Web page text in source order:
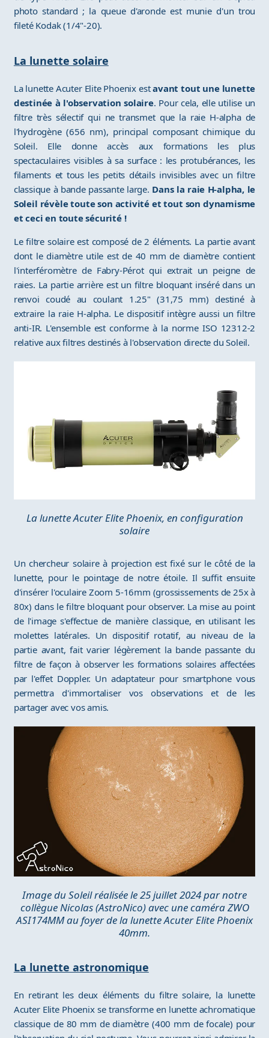
photo standard ; la queue d'aronde est munie d'un trou
fileté Kodak (1/4"-20).
La lunette solaire
La lunette Acuter Elite Phoenix estavant tout une lunette
destinée à l'observation solaire. Pour cela, elle utilise un
filtre très sélectif qui ne transmet que la raie H-alpha de
l'hydrogène (656 nm), principal composant chimique du
Soleil. Elle donne accès aux formations les plus
spectaculaires visibles à sa surface : les protubérances, les
filaments et tous les petits détails invisibles avec un filtre
classique à bande passante large. Dans la raie H-alpha, le
Soleil révèle toute son activité et tout son dynamisme
et ceci en toute sécurité !
Le filtre solaire est composé de 2 éléments. La partie avant
dont le diamètre utile est de 40 mm de diamètre contient
l'interféromètre de Fabry-Pérot qui extrait un peigne de
raies. La partie arrière est un filtre bloquant inséré dans un
renvoi coudé au coulant 1.25" (31,75 mm) destiné à
extraire la raie H-alpha. Le dispositif intègre aussi un filtre
anti-IR. L'ensemble est conforme à la norme ISO 12312-2
relative aux filtres destinés à l'observation directe du Soleil.
La lunette Acuter Elite Phoenix, en configuration
solaire
Un chercheur solaire à projection est fixé sur le côté de la
lunette, pour le pointage de notre étoile. Il suffit ensuite
d'insérer l'oculaire Zoom 5-16mm (grossissements de 25x à
80x) dans le filtre bloquant pour observer. La mise au point
de l'image s'effectue de manière classique, en utilisant les
molettes latérales. Un dispositif rotatif, au niveau de la
partie avant, fait varier légèrement la bande passante du
filtre de façon à observer les formations solaires affectées
par l'effet Doppler. Un adaptateur pour smartphone vous
permettra d'immortaliser vos observations et de les
partager avec vos amis.
Image du Soleil réalisée le 25 juillet 2024 par notre
collègue Nicolas (AstroNico) avec une caméra ZWO
ASI174MM au foyer de la lunette Acuter Elite Phoenix
40mm.
La lunette astronomique
En retirant les deux éléments du filtre solaire, la lunette
Acuter Elite Phoenix se transforme en lunette achromatique
classique de 80 mm de diamètre (400 mm de focale) pour